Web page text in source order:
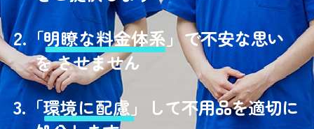
2.「明瞭な料金体系」で不安な思い
を させません
3. 「環境に配慮」
して不用品を適切に